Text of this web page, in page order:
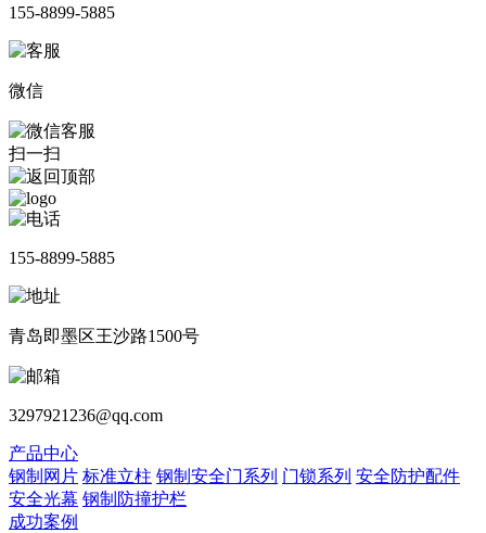
155-8899-5885
微信
扫一扫
155-8899-5885
青岛即墨区王沙路1500号
3297921236@qq.com
产品中心
钢制网片 标准立柱 钢制安全门系列 门锁系列 安全防护配件
安全光幕 钢制防撞护栏
成功案例